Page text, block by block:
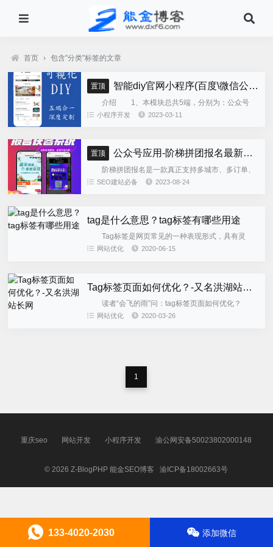
首页 › 包含"分类"标签的文章
置顶 智能diy官网小程序(百度\微信公众号\微信小程序\支付宝\抖音小程序)独立版
介绍 1、本模块总共5端，分别为：公众号
h5、微信小程序、百度小程序、支付宝小程序、......
小程序开发 2023-03-11
置顶 公众号应用-阶梯拼团报名最新版本源码程序
阶梯拼团报名是一款真正支持多城市、多订单、
全供应链商业模式，订单统计、核销、一键导出等强
SEO建站必备 2023-08-24
tag是什么意思？tag标签有哪些用途
Tag标签是网页常见的一种表现形式，具有灵
活、精确和广泛的特点。很多网站都有tag标签功能，
网站优化 2020-06-15
Tag标签页面如何优化？-又名洪湖站长网
读者“会飞的雨”问：tag标签页面如何优化？
Tag页面很常用，用得好的话SEO效果不错，但很多
网站优化 2020-03-26
1
重庆seo 网站开发 小程序开发 渝公网安备50023802000148
© 2026Z-BlogPHP 能金SEO博客渝ICP备18002663号
133-4020-2030 添加微信